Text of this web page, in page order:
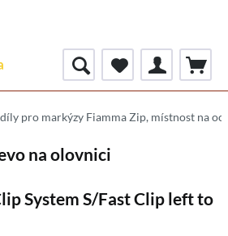
pro markýzy Fiamma Zip, místnost na
na olovnici
System S/Fast Clip left to